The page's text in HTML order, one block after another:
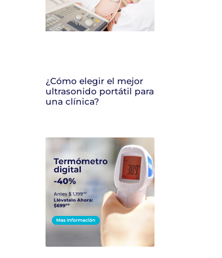
¿Cómo elegir el mejor
ultrasonido portátil para
una clínica?